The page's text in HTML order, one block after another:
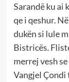
Sarandë ku ai
qe i qeshur.
dukën si lule
Bistricës.
merrej vesh
Vangjel Çondi